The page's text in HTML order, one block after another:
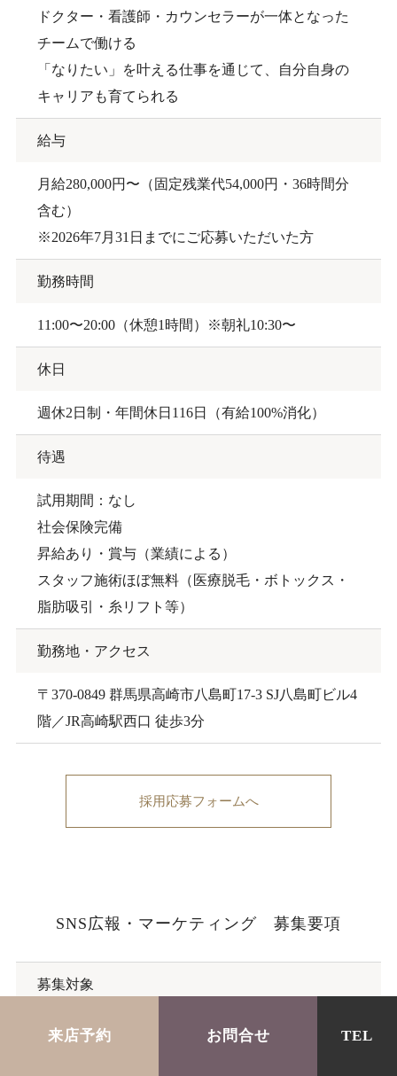
来店予約 お問合せ TEL
ドクター・看護師・カウンセラーが一体となった
チームで働ける
「なりたい」を叶える仕事を通じて、自分自身の
キャリアも育てられる
給与
月給280,000円〜（固定残業代54,000円・36時間分
含む）
※2026年7月31日までにご応募いただいた方
勤務時間
11:00〜20:00（休憩1時間）※朝礼10:30〜
休日
週休2日制・年間休日116日（有給100%消化）
待遇
試用期間：なし
社会保険完備
昇給あり・賞与（業績による）
スタッフ施術ほぼ無料（医療脱毛・ボトックス・
脂肪吸引・糸リフト等）
勤務地・アクセス
〒370-0849 群馬県高崎市八島町17-3 SJ八島町ビル4
階／JR高崎駅西口 徒歩3分
採用応募フォームへ
SNS広報・マーケティング 募集要項
募集対象
SNS広報・マーケティング